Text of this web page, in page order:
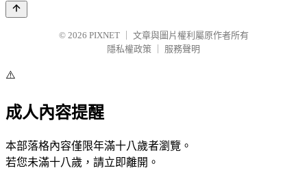
© 2026 PIXNET
文章與圖片權利屬原作者所有
隱私權政策
服務聲明
⚠️
成人內容提醒
本部落格內容僅限年滿十八歲者瀏覽。
若您未滿十八歲，請立即離開。